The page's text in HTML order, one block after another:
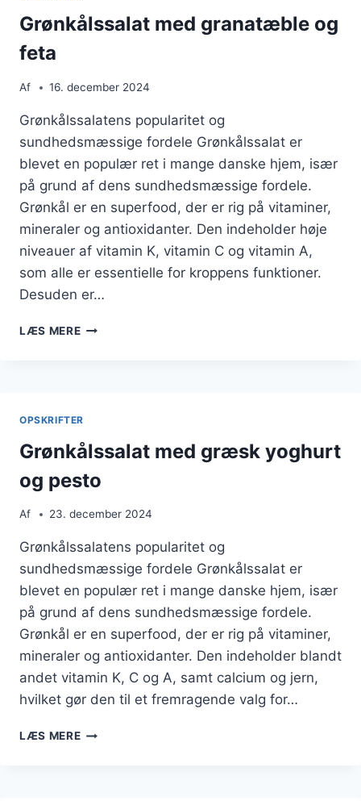
Grønkålssalat med granatæble og
feta
Af 16. december 2024
Grønkålssalatens popularitet og
sundhedsmæssige fordele Grønkålssalat er
blevet en populær ret i mange danske hjem, især
på grund af dens sundhedsmæssige fordele.
Grønkål er en superfood, der er rig på vitaminer,
mineraler og antioxidanter. Den indeholder høje
niveauer af vitamin K, vitamin C og vitamin A,
som alle er essentielle for kroppens funktioner.
Desuden er…
LÆS MEREGRØNKÅLSSALAT
OPSKRIFTER
Grønkålssalat med græsk yoghurt
og pesto
Af 23. december 2024
Grønkålssalatens popularitet og
sundhedsmæssige fordele Grønkålssalat er
blevet en populær ret i mange danske hjem, især
på grund af dens sundhedsmæssige fordele.
Grønkål er en superfood, der er rig på vitaminer,
mineraler og antioxidanter. Den indeholder blandt
andet vitamin K, C og A, samt calcium og jern,
hvilket gør den til et fremragende valg for…
LÆS MEREGRØNKÅLSSALAT